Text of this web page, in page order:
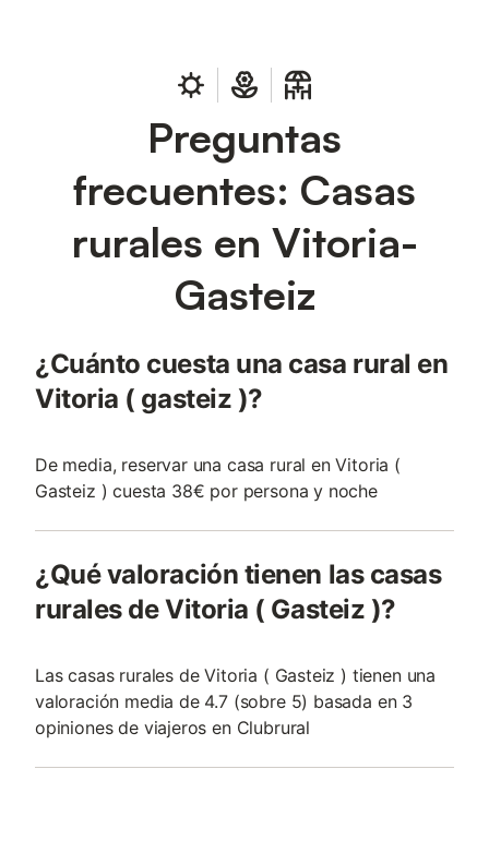
Preguntas
frecuentes: Casas
rurales en Vitoria-
Gasteiz
¿Cuánto cuesta una casa rural en
Vitoria ( gasteiz )?
De media, reservar una casa rural en Vitoria (
Gasteiz ) cuesta 38€ por persona y noche
¿Qué valoración tienen las casas
rurales de Vitoria ( Gasteiz )?
Las casas rurales de Vitoria ( Gasteiz ) tienen una
valoración media de 4.7 (sobre 5) basada en 3
opiniones de viajeros en Clubrural